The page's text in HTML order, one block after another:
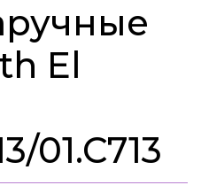
El
01.C713